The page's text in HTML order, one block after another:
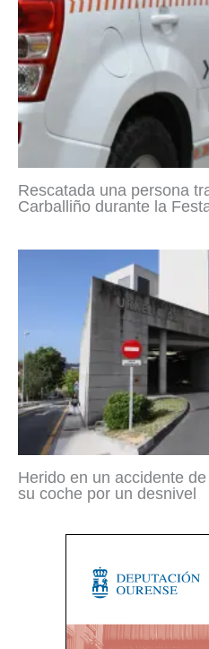
Rescatada una persona
Carballiño durante la
Herido en un accidente
su coche por un desnivel